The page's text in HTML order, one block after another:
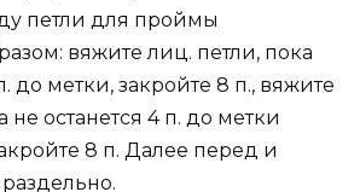
петли для проймы
вяжите лиц. петли, пока
до метки, закройте 8 п., вяжите
не останется 4 п. до метки
8 п. Далее перед и